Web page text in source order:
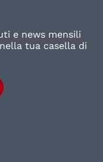
e news mensili
tua casella di